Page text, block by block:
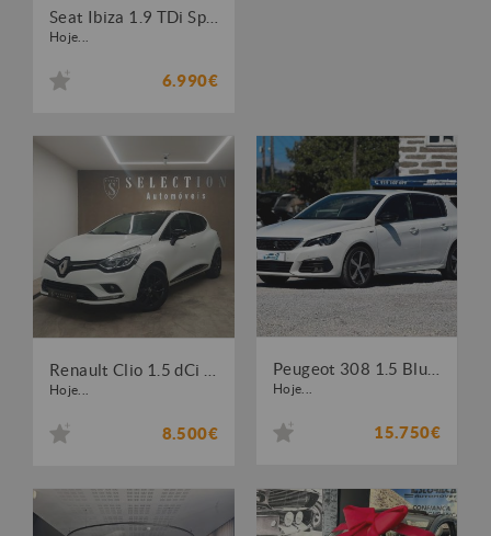
Seat Ibiza 1.9 TDi Sport DPF
Hoje...
6.990€
Hoje...
8.500€
Hoje...
15.750€